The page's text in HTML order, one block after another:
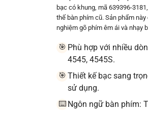
bạc có khung, mã 639396-
thế bàn phím cũ. Sản phẩm
nghiệm gõ phím êm ái và nhạy
🎯 Phù hợp với nhiều
4545, 4545S.
🎯 Thiết kế bạc sang
sử dụng.
⌨️ Ngôn ngữ bàn phím: